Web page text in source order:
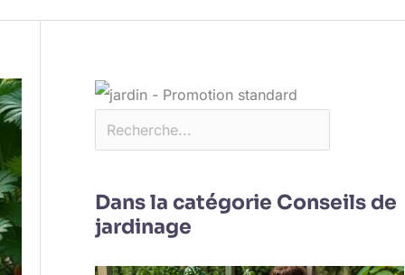
Dans la catégorie Conseils de
jardinage